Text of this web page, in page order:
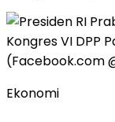
Ekonomi